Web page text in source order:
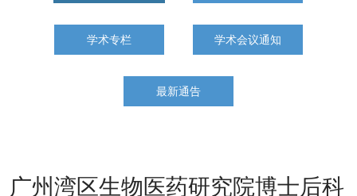
学术专栏 学术会议通知
最新通告
广州湾区生物医药研究院博士后科